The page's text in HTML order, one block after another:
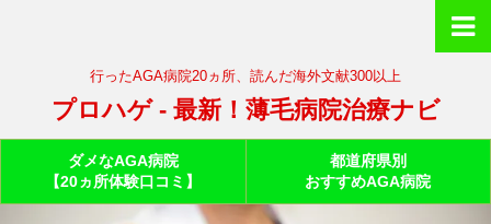
行ったAGA病院20ヵ所、読んだ海外文献300以上
プロハゲ - 最新！薄毛病院治療ナビ
ダメなAGA病院
【20ヵ所体験口コミ】
都道府県別
おすすめAGA病院